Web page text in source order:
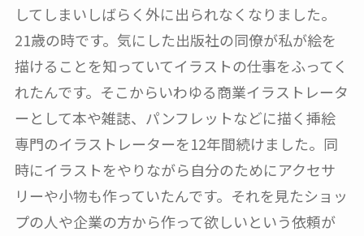
してしまいしばらく外に出られなくなりました。
21歳の時です。気にした出版社の同僚が私が絵を
描けることを知っていてイラストの仕事をふってく
れたんです。そこからいわゆる商業イラストレータ
ーとして本や雑誌、パンフレットなどに描く挿絵
専門のイラストレーターを12年間続けました。同
時にイラストをやりながら自分のためにアクセサ
リーや小物も作っていたんです。それを見たショッ
プの人や企業の方から作って欲しいという依頼が